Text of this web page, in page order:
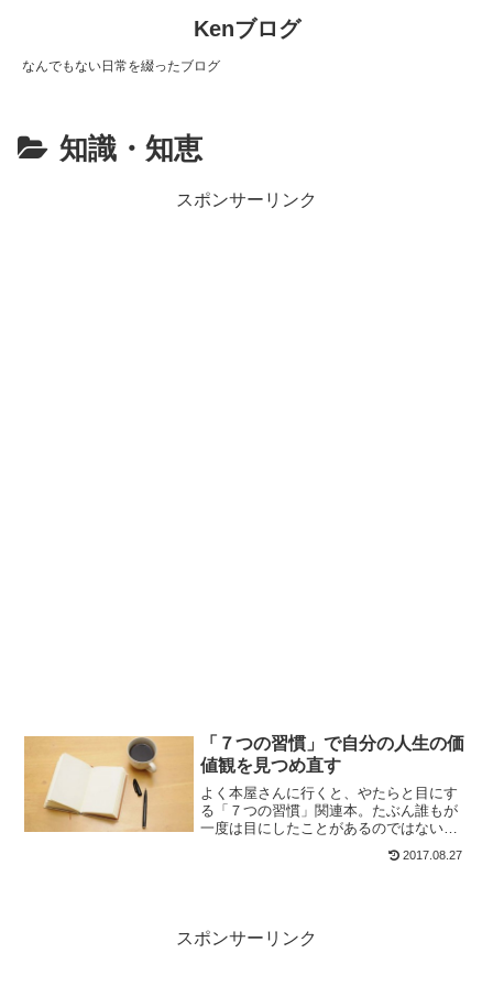
Kenブログ
なんでもない日常を綴ったブログ
知識・知恵
スポンサーリンク
「７つの習慣」で自分の人生の価
値観を見つめ直す
よく本屋さんに行くと、やたらと目にす
る「７つの習慣」関連本。たぶん誰もが
一度は目にしたことがあるのではないで
できるだけ簡単に解説したいと思いま
2017.08.27
スポンサーリンク